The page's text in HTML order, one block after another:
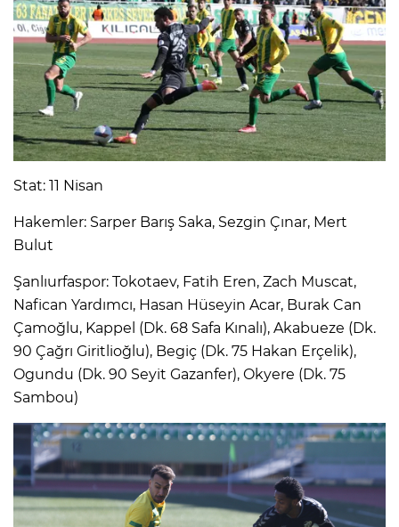
Stat: 11 Nisan
Hakemler: Sarper Barış Saka, Sezgin Çınar, Mert
Bulut
Şanlıurfaspor: Tokotaev, Fatih Eren, Zach Muscat,
Nafican Yardımcı, Hasan Hüseyin Acar, Burak Can
Çamoğlu, Kappel (Dk. 68 Safa Kınalı), Akabueze (Dk.
90 Çağrı Giritlioğlu), Begiç (Dk. 75 Hakan Erçelik),
Ogundu (Dk. 90 Seyit Gazanfer), Okyere (Dk. 75
Sambou)